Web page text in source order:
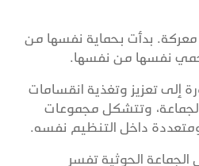
بدأت بحماية نفسها من
نفسها من نفسها.
إلى تعزيز وتغذية انقسامات
وتتشكل مجموعات
داخل التنظيم نفسه.
الحوثية تفسر